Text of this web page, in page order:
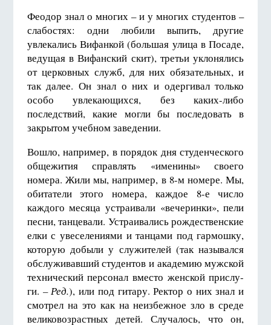
Феодор знал о многих – и у многих студентов –
слабостях: одни любили выпить, другие
увлекались Вифанкой (большая улица в Посаде,
ведущая в Вифанский скит), третьи уклонялись
от церковных служб, для них обязательных, и
так далее. Он знал о них и одергивал только
особо увлекающихся, без каких-либо
последствий, какие могли бы последовать в
закрытом учебном заведении.
Вошло, например, в порядок дня студенческого
общежития справлять «именины» своего
номера. Жили мы, например, в 8-м номере. Мы,
обитатели этого номера, каждое 8-е число
каждого месяца устраивали «вечеринки», пели
песни, танцевали. Устраивались рождественские
елки с увеселениями и танцами под гармошку,
которую добыли у служителей (так назывался
обслуживавший студентов и академию мужской
технический персонал вместо женской прислу­
ги. – Ред.), или под гитару. Ректор о них знал и
смотрел на это как на неизбежное зло в среде
великовозрастных детей. Случалось, что он,